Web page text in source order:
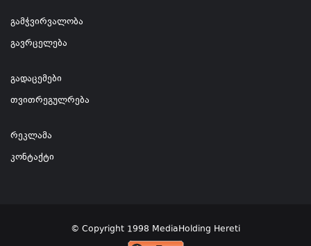
გამჭვირვალობა
გავრცელება
გადაცემები
თვითრეგულრება
რეკლამა
კონტაქტი
© Copyright 1998 MediaHolding Hereti